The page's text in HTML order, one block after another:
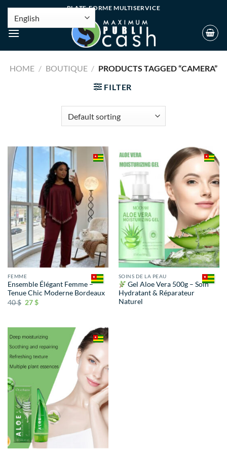
PLATE-FORME MULTISERVICE
HOME / BOUTIQUE / PRODUCTS TAGGED “CAMERA”
FILTER
FEMME
Ensemble Élégant Femme –
Tenue Chic Moderne Bordeaux
40$ 27$
SOINS DE LA PEAU
Gel Aloe Vera 500g – Soin
Hydratant & Réparateur
Naturel